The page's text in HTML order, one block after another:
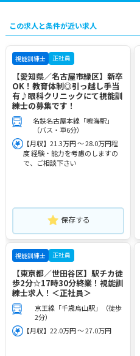
この求人と条件が近い求人
視能訓練士 正社員
【愛知県／名古屋市緑区】新卒
OK！教育体制◎引っ越し手当
有♪眼科クリニックにて視能訓
練士の募集です！
名鉄名古屋本線「鳴海駅」
（バス・車6分）
【月収】21.3万円 ～ 28.0万円程
度 経験・能力を考慮のしますの
で、ご相談下さい
保存する
視能訓練士 正社員
【東京都／世田谷区】駅チカ徒
歩2分☆17時30分終業！視能訓
練士求人！＜正社員＞
京王線「千歳烏山駅」（徒歩
2分）
【月収】22.0万円 ～ 27.0万円